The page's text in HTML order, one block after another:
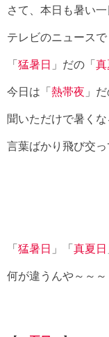
さて、本日も暑い
テレビのニュースで
「 猛暑日 」だの「 真
今日は「 熱帯夜 」
聞いただけで暑く
言葉ばかり飛び交
「 猛暑日 」「 真夏日
何が違うんや～～